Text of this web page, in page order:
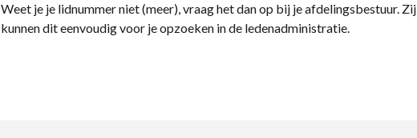
Weet je je lidnummer niet (meer), vraag het dan op bij je afdelingsbestuur. Zij
kunnen dit eenvoudig voor je opzoeken in de ledenadministratie.